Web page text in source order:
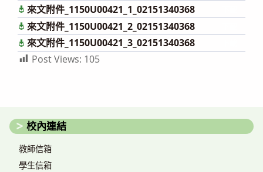
來文附件_1150U00421_1_02151340368
來文附件_1150U00421_2_02151340368
來文附件_1150U00421_3_02151340368
Post Views: 105
校內連結
教師信箱
學生信箱